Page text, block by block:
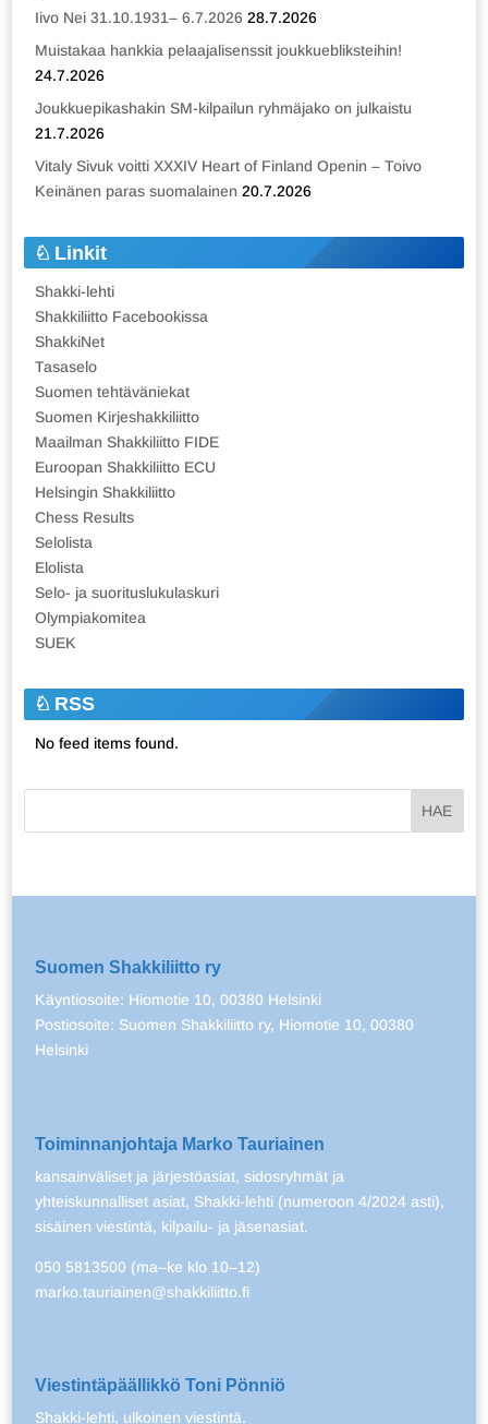
Iivo Nei 31.10.1931– 6.7.2026 28.7.2026
Muistakaa hankkia pelaajalisenssit joukkuebliksteihin!
24.7.2026
Joukkuepikashakin SM-kilpailun ryhmäjako on julkaistu
21.7.2026
Vitaly Sivuk voitti XXXIV Heart of Finland Openin – Toivo
Keinänen paras suomalainen 20.7.2026
Linkit
Shakki-lehti
Shakkiliitto Facebookissa
ShakkiNet
Tasaselo
Suomen tehtäväniekat
Suomen Kirjeshakkiliitto
Maailman Shakkiliitto FIDE
Euroopan Shakkiliitto ECU
Helsingin Shakkiliitto
Chess Results
Selolista
Elolista
Selo- ja suorituslukulaskuri
Olympiakomitea
SUEK
RSS
No feed items found.
Suomen Shakkiliitto ry
Käyntiosoite: Hiomotie 10, 00380 Helsinki
Postiosoite: Suomen Shakkiliitto ry, Hiomotie 10, 00380
Helsinki
Toiminnanjohtaja Marko Tauriainen
kansainväliset ja järjestöasiat, sidosryhmät ja
yhteiskunnalliset asiat, Shakki-lehti (numeroon 4/2024 asti),
sisäinen viestintä, kilpailu- ja jäsenasiat.
050 5813500 (ma–ke klo 10–12)
marko.tauriainen@shakkiliitto.fi
Viestintäpäällikkö Toni Pönniö
Shakki-lehti, ulkoinen viestintä.